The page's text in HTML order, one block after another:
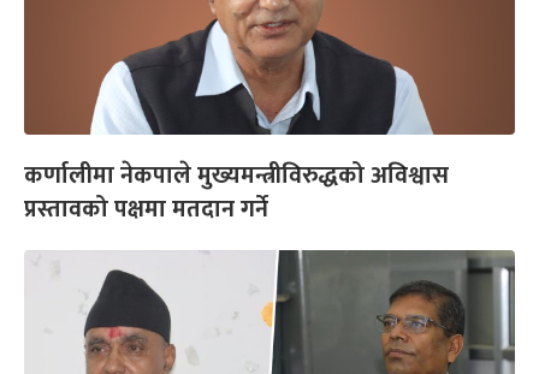
कर्णालीमा नेकपाले मुख्यमन्त्रीविरुद्धको अविश्वास
प्रस्तावको पक्षमा मतदान गर्ने